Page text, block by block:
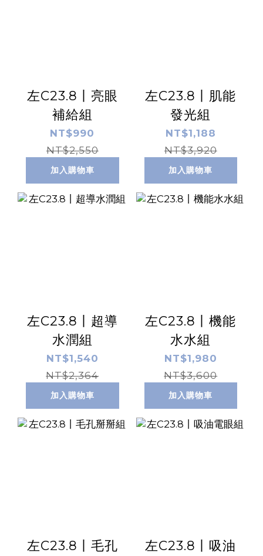
左C23.8丨亮眼
補給組
NT$990
NT$2,550
加入購物車
左C23.8丨肌能
發光組
NT$1,188
NT$3,920
加入購物車
左C23.8丨超導
水潤組
NT$1,540
NT$2,364
加入購物車
左C23.8丨機能
水水組
NT$1,980
NT$3,600
加入購物車
左C23.8丨毛孔
左C23.8丨吸油